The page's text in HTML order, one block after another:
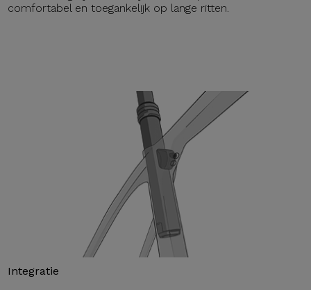
comfortabel en toegankelijk op lange ritten.
Integratie